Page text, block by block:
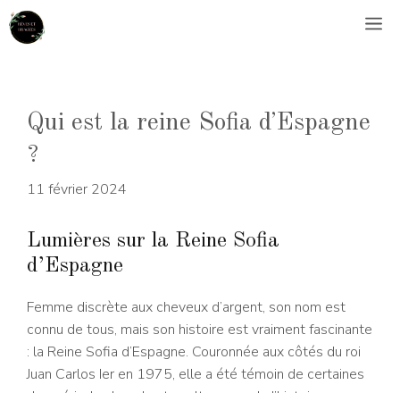
Aller
au
Qui est la reine Sofia dʼEspagne
?
11 février 2024
Lumières sur la Reine Sofia
d’Espagne
Femme discrète aux cheveux d’argent, son nom est
connu de tous, mais son histoire est vraiment fascinante
: la Reine Sofia d’Espagne. Couronnée aux côtés du roi
Juan Carlos Ier en 1975, elle a été témoin de certaines